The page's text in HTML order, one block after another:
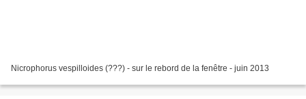
Nicrophorus vespilloides (???) - sur le rebord de la fenêtre - juin 2013